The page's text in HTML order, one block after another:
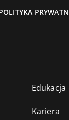
Edukacja
Kariera